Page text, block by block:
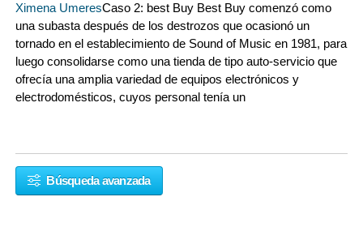
Ximena UmeresCaso 2: best Buy Best Buy comenzó como
una subasta después de los destrozos que ocasionó un
tornado en el establecimiento de Sound of Music en 1981, para
luego consolidarse como una tienda de tipo auto-servicio que
ofrecía una amplia variedad de equipos electrónicos y
electrodomésticos, cuyos personal tenía un
Búsqueda avanzada